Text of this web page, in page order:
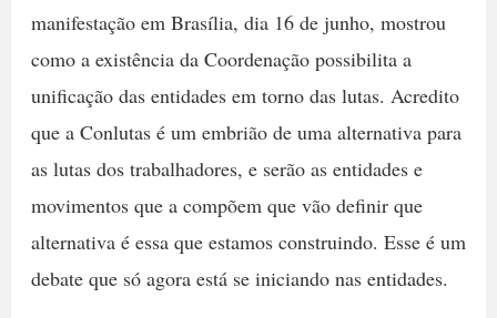
manifestação em Brasília, dia 16 de junho, mostrou
como a existência da Coordenação possibilita a
unificação das entidades em torno das lutas. Acredito
que a Conlutas é um embrião de uma alternativa para
as lutas dos trabalhadores, e serão as entidades e
movimentos que a compõem que vão definir que
alternativa é essa que estamos construindo. Esse é um
debate que só agora está se iniciando nas entidades.